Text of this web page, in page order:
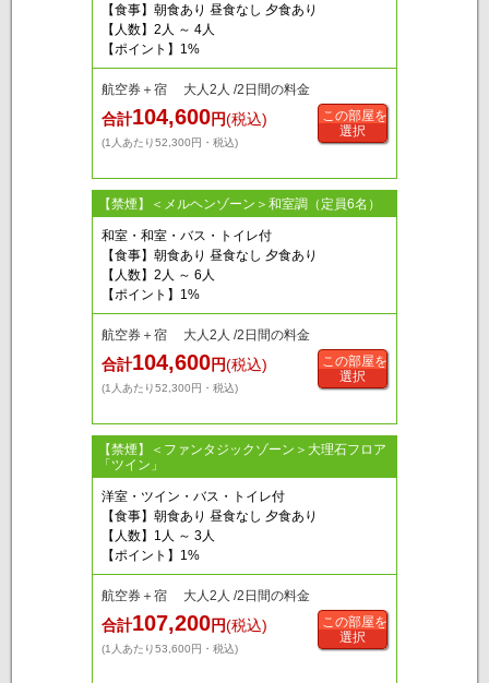
【食事】朝食あり 昼食なし 夕食あり
【人数】2人 ～ 4人
【ポイント】1%
航空券＋宿 大人2人 /2日間の料金
合計104,600円(税込)
(1人あたり52,300円・税込)
この部屋を
選択
【禁煙】＜メルヘンゾーン＞和室調（定員6名）
和室・和室・バス・トイレ付
【食事】朝食あり 昼食なし 夕食あり
【人数】2人 ～ 6人
【ポイント】1%
航空券＋宿 大人2人 /2日間の料金
合計104,600円(税込)
(1人あたり52,300円・税込)
この部屋を
選択
【禁煙】＜ファンタジックゾーン＞大理石フロア
「ツイン」
洋室・ツイン・バス・トイレ付
【食事】朝食あり 昼食なし 夕食あり
【人数】1人 ～ 3人
【ポイント】1%
航空券＋宿 大人2人 /2日間の料金
合計107,200円(税込)
(1人あたり53,600円・税込)
この部屋を
選択